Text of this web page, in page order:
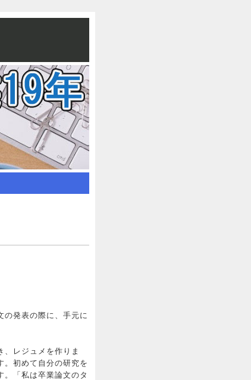
の発表の際に、手元に
レジュメを作りま
。初めて自分の研究を
。「私は卒業論文のタ